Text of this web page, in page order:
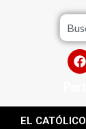
EL CATÓLICO